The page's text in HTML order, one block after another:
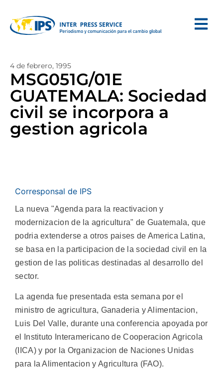
4 de febrero, 1995
MSG051G/01E
GUATEMALA: Sociedad
civil se incorpora a
gestion agricola
Corresponsal de IPS
La nueva "Agenda para la reactivacion y
modernizacion de la agricultura" de Guatemala, que
podria extenderse a otros paises de America Latina,
se basa en la participacion de la sociedad civil en la
gestion de las politicas destinadas al desarrollo del
sector.
La agenda fue presentada esta semana por el
ministro de agricultura, Ganaderia y Alimentacion,
Luis Del Valle, durante una conferencia apoyada por
el Instituto Interamericano de Cooperacion Agricola
(IICA) y por la Organizacion de Naciones Unidas
para la Alimentacion y Agricultura (FAO).